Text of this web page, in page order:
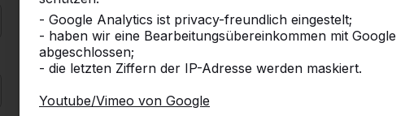
- Google Analytics ist privacy-freundlich eingestelt;
- haben wir eine Bearbeitungsübereinkommen mit Google
abgeschlossen;
- die letzten Ziffern der IP-Adresse werden maskiert.
Youtube/Vimeo von Google